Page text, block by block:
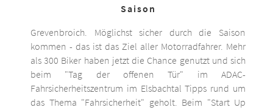
Saison
Grevenbroich. Möglichst sicher durch die Saison
kommen - das ist das Ziel aller Motorradfahrer. Mehr
als 300 Biker haben jetzt die Chance genutzt und sich
beim "Tag der offenen Tür" im ADAC-
Fahrsicherheitszentrum im Elsbachtal Tipps rund um
das Thema "Fahrsicherheit" geholt. Beim "Start Up